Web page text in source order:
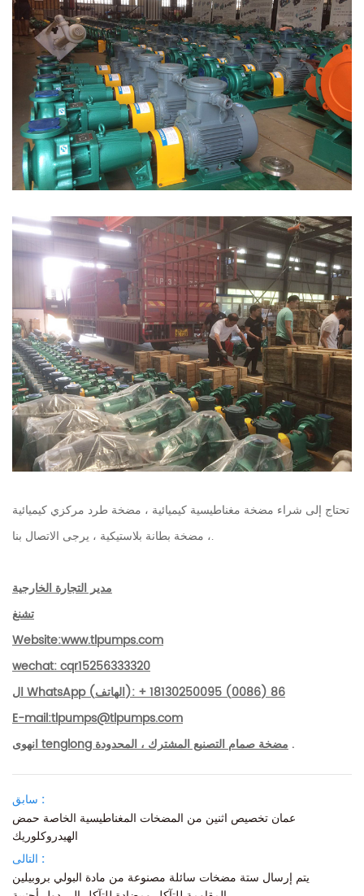
تحتاج إلى شراء مضخة مغناطيسية كيميائية ، مضخة طرد مركزي كيميائية
، مضخة بطانة بلاستيكية ، يرجى الاتصال بنا.
مدير التجارة الخارجية
تشنغ
Website:www.tlpumps.com
wechat: cqr15256333320
ال WhatsApp (الهاتف): + 86 (0086) 18130250095
E-mail:tlpumps@tlpumps.com
انهوى tenglong مضخة صمام التصنيع المشترك ، المحدودة .
سابق :
عمان تخصيص اثنين من المضخات المغناطيسية الخاصة حمض
الهيدروكلوريك
التالى :
يتم إرسال ستة مضخات سائلة مصنوعة من مادة البولي بروبيلين